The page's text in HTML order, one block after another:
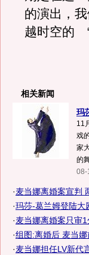
的演出，
越时空的 “
相关新闻
玛
11
戏
家
的
08-
·麦当娜离婚案宣判
·玛莎-葛兰姆登陆大
·麦当娜离婚案只审
·组图:离婚后 麦当
·麦当娜担任LV新代